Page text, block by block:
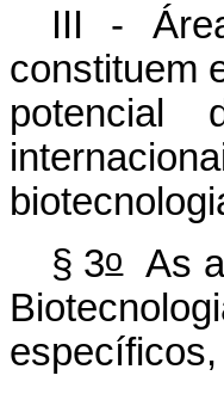
III -
constituem
potencial
§ 3oAs